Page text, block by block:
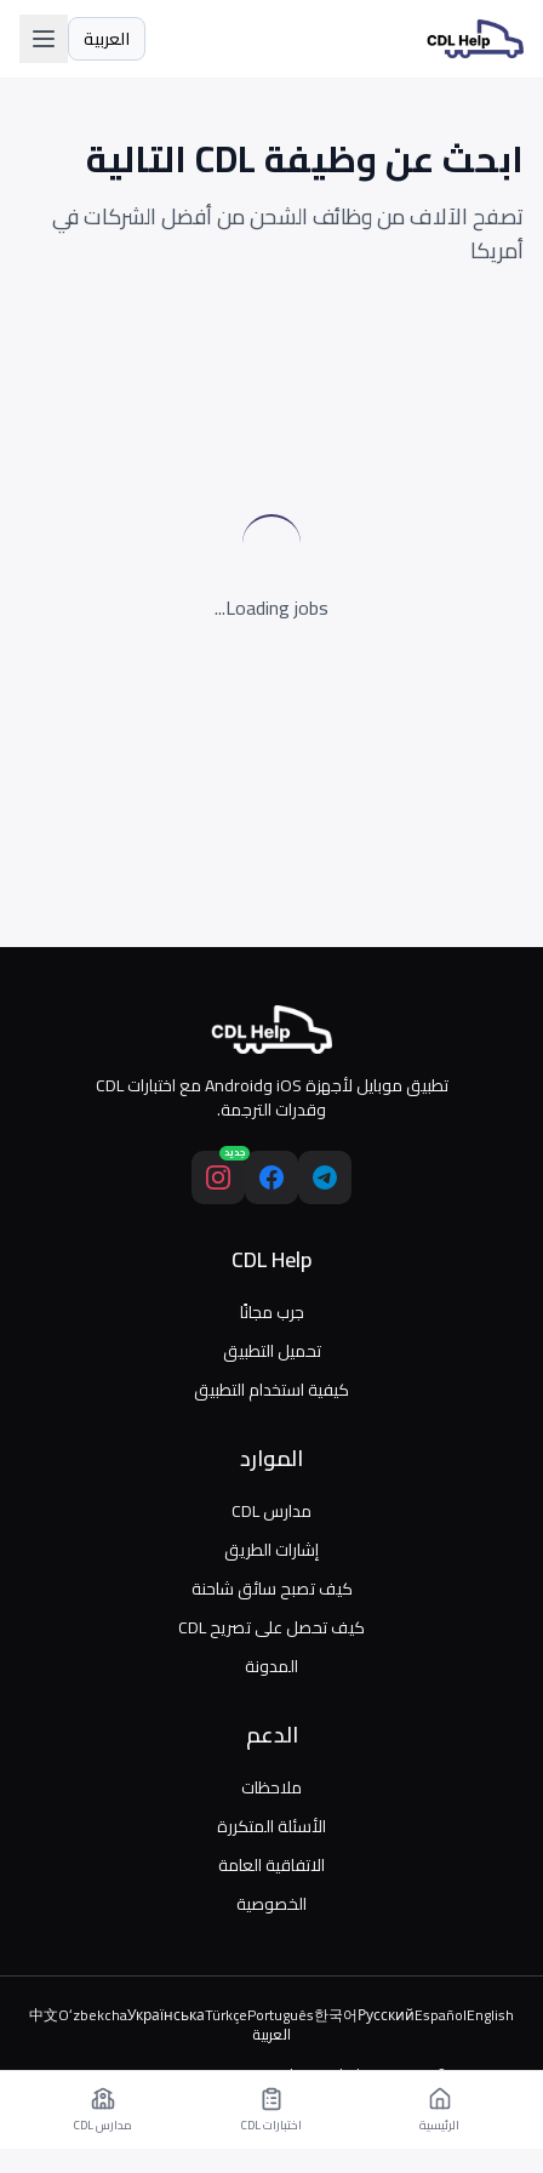
العربية
اللغة
ابحث عن وظيفة CDL التالية
تصفح الآلاف من وظائف الشحن من أفضل الشركات في
أمريكا
Loading jobs...
تطبيق موبايل لأجهزة iOS وAndroid مع اختبارات CDL
وقدرات الترجمة.
جديد
CDL Help
جرب مجانًا
تحميل التطبيق
كيفية استخدام التطبيق
الموارد
مدارس CDL
إشارات الطريق
كيف تصبح سائق شاحنة
كيف تحصل على تصريح CDL
المدونة
الدعم
ملاحظات
الأسئلة المتكررة
الاتفاقية العامة
الخصوصية
English
Español
Русский
한국어
Português
Türkçe
Українська
Oʻzbekcha
中文
العربية
© 2026 TruckDriver.help LLC. جميع الحقوق محفوظة.
المنصة مملوكة للشركة وليست مرتبطة بالمنظمات الحكومية.
الرئيسية اختبارات CDL مدارس CDL